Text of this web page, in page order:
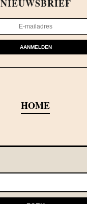
NIEUWSBRIEF
AANMELDEN
HOME